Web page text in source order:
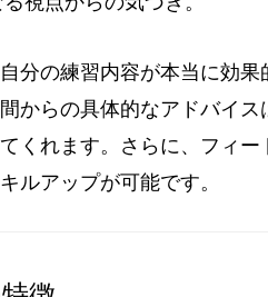
分の練習内容が本当に効
からの具体的なアドバイ
くれます。さらに、フィー
ルアップが可能です。